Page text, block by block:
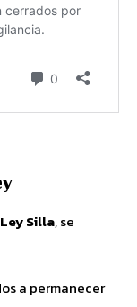
Ley Silla, se
a permanecer